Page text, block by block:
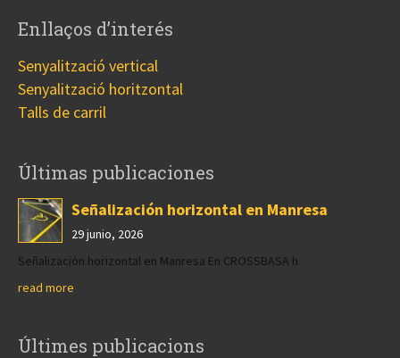
Enllaços d’interés
Senyalització vertical
Senyalització horitzontal
Talls de carril
Últimas publicaciones
Señalización horizontal en Manresa
29 junio, 2026
Señalización horizontal en Manresa En CROSSBASA h
read more
Últimes publicacions